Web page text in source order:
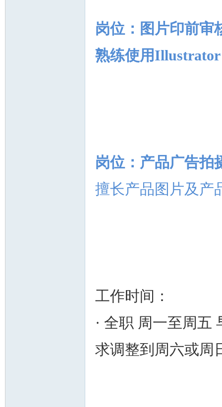
岗位：图片印前审
熟练使用
岗位：产品广告拍
擅长产品图片及产
工作时间：
· 全职 周一至周五
求调整到周六或周